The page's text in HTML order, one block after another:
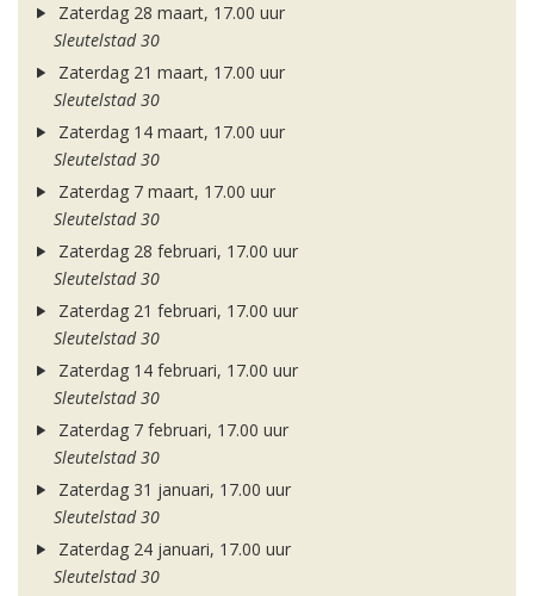
Zaterdag 28 maart, 17.00 uur
Sleutelstad 30
Zaterdag 21 maart, 17.00 uur
Sleutelstad 30
Zaterdag 14 maart, 17.00 uur
Sleutelstad 30
Zaterdag 7 maart, 17.00 uur
Sleutelstad 30
Zaterdag 28 februari, 17.00 uur
Sleutelstad 30
Zaterdag 21 februari, 17.00 uur
Sleutelstad 30
Zaterdag 14 februari, 17.00 uur
Sleutelstad 30
Zaterdag 7 februari, 17.00 uur
Sleutelstad 30
Zaterdag 31 januari, 17.00 uur
Sleutelstad 30
Zaterdag 24 januari, 17.00 uur
Sleutelstad 30